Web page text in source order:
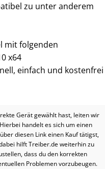
zu unter anderem
mit folgenden
x64
einfach und kostenfrei
Gerät gewählt hast, leiten wir
handelt es sich um einen
diesen Link einen Kauf tätigst,
hilft Treiber.de weiterhin zu
dass du den korrekten
Problemen vorzubeugen.